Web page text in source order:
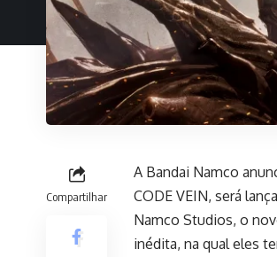
Compartilhar
A Bandai Namco
CODE VEIN, será
Namco Studios, o
inédita, na qual eles